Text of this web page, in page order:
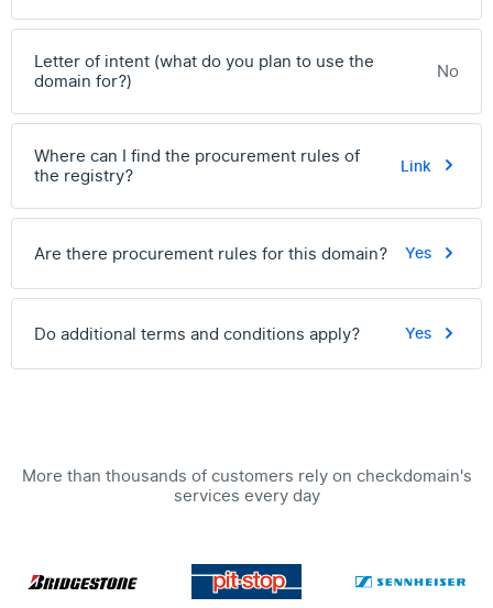
Letter of intent (what do you plan to use the
domain for?)
No
Where can I find the procurement rules of
the registry?
Link
Are there procurement rules for this domain? Yes
Do additional terms and conditions apply? Yes
More than thousands of customers rely on checkdomain's
services every day